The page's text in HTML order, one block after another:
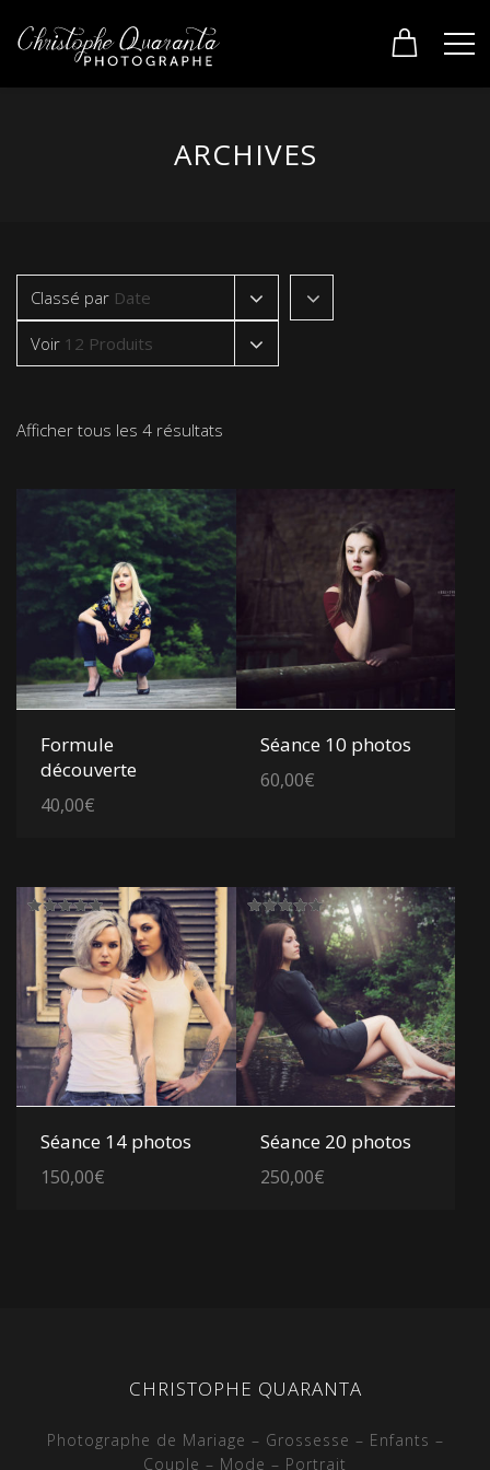
ARCHIVES
Classé par Date
Voir 12 Produits
Afficher tous les 4 résultats
Voir les détails
Formule
découverte
40,00€
Voir les détails
Séance 10 photos
60,00€
Note
5.00
sur 5
Voir les détails
Séance 14 photos
150,00€
Note
5.00
sur 5
Voir les détails
Séance 20 photos
250,00€
CHRISTOPHE QUARANTA
Photographe de Mariage – Grossesse – Enfants –
Couple – Mode – Portrait